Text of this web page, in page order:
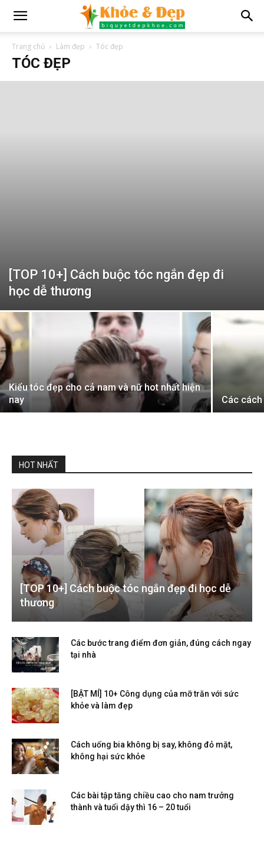
Trang chủ Làm đẹp Tóc đẹp
TÓC ĐẸP
[TOP 10+] Cách buộc tóc ngắn đẹp đi
học dễ thương
Kiểu tóc đẹp cho cả nam và nữ hot nhất hiện
nay
Các
HOT NHẤT
[TOP 10+] Cách buộc tóc ngắn đẹp đi học dễ
thương
Các bước trang điểm đơn giản, đúng cách ngay
tại nhà
[BẬT MÍ] 10+ Công dụng của mỡ trăn với sức
khỏe và làm đẹp
Cách uống bia không bị say, không đỏ mặt,
không hại sức khỏe
Các bài tập tăng chiều cao cho nam trưởng
thành và tuổi dậy thì 16 – 20 tuổi